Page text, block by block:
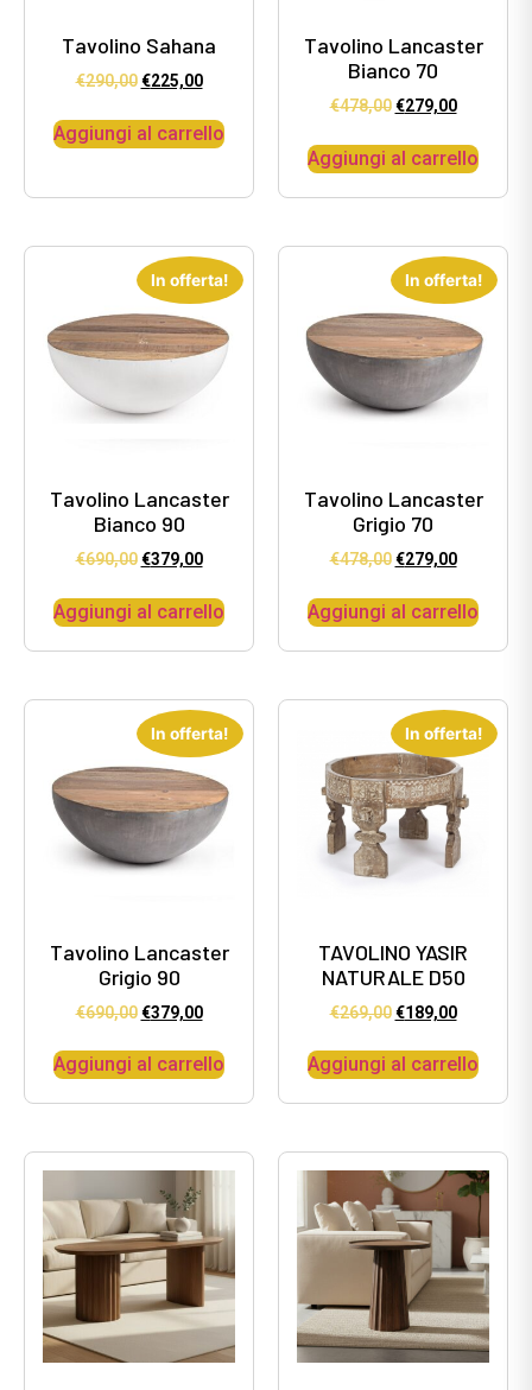
Tavolino Sahana
€290,00 €225,00
Aggiungi al carrello
Tavolino Lancaster
Bianco 70
€478,00 €279,00
Aggiungi al carrello
In offerta!
Tavolino Lancaster
Bianco 90
€690,00 €379,00
Aggiungi al carrello
In offerta!
Tavolino Lancaster
Grigio 70
€478,00 €279,00
Aggiungi al carrello
In offerta!
Tavolino Lancaster
Grigio 90
€690,00 €379,00
Aggiungi al carrello
In offerta!
TAVOLINO YASIR
NATURALE D50
€269,00 €189,00
Aggiungi al carrello